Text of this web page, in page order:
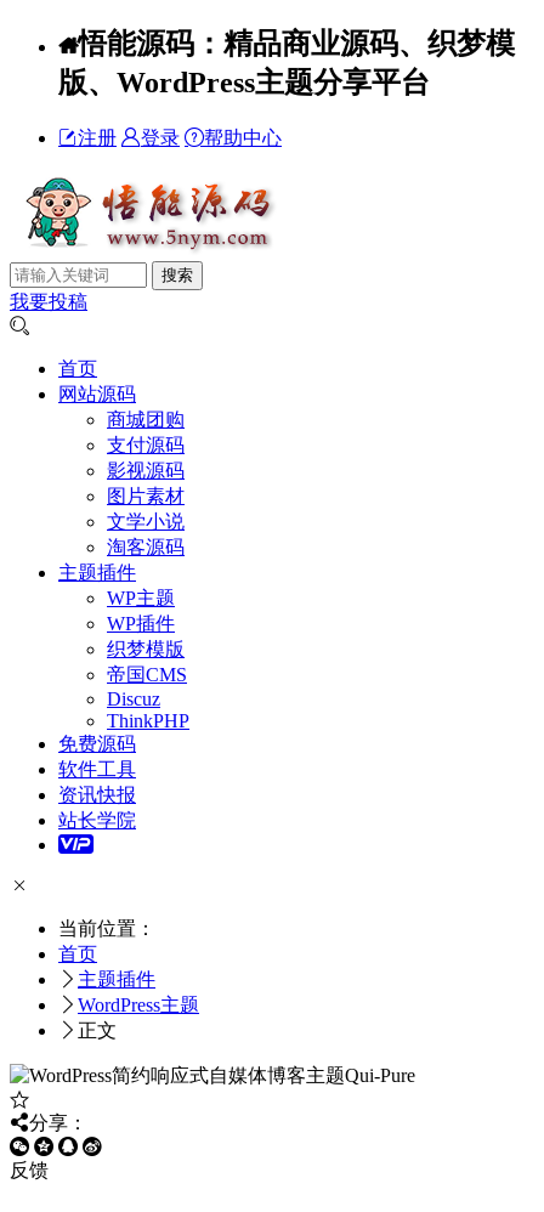
悟能源码：精品商业源码、织梦模
版、WordPress主题分享平台
注册 登录 帮助中心
我要投稿
首页
网站源码
商城团购
支付源码
影视源码
图片素材
文学小说
淘客源码
主题插件
WP主题
WP插件
织梦模版
帝国CMS
Discuz
ThinkPHP
免费源码
软件工具
资讯快报
站长学院
当前位置：
首页
主题插件
WordPress主题
正文
分享：
反馈